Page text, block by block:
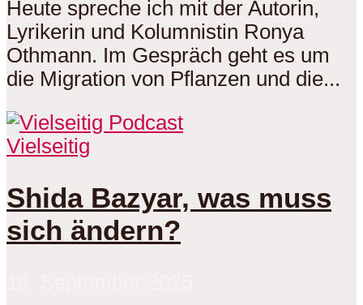
Heute spreche ich mit der Autorin,
Lyrikerin und Kolumnistin Ronya
Othmann. Im Gespräch geht es um
die Migration von Pflanzen und die...
Vielseitig
Shida Bazyar, was muss
sich ändern?